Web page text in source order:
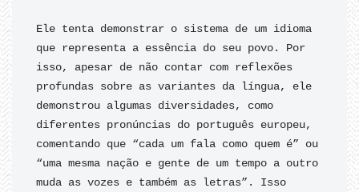
Ele tenta demonstrar o sistema de um idioma
que representa a essência do seu povo. Por
isso, apesar de não contar com reflexões
profundas sobre as variantes da língua, ele
demonstrou algumas diversidades, como
diferentes pronúncias do português europeu,
comentando que “cada um fala como quem é” ou
“uma mesma nação e gente de um tempo a outro
muda as vozes e também as letras”. Isso